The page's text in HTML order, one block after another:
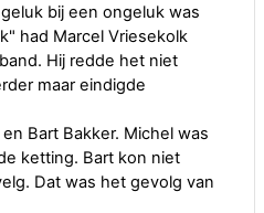
bij een ongeluk was
had Marcel Vriesekolk
Hij redde het niet
maar eindigde
Bart Bakker. Michel was
ketting. Bart kon niet
Dat was het gevolg van